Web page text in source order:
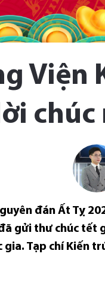
Viện
chúc
đán Ất Tỵ
gửi thư chúc
gia. Tạp chí Kiến